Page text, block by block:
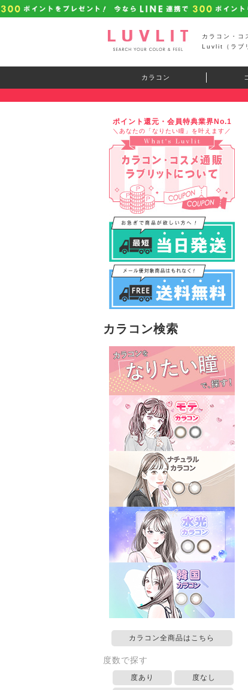
カラコン・コ
Luvlit（ラブ
カラコン
ポイント還元・会員特典業界No.1
＼あなたの「なりたい瞳」を叶えます／
カラコン検索
カラコン全商品はこちら
度数で探す
度あり 度なし